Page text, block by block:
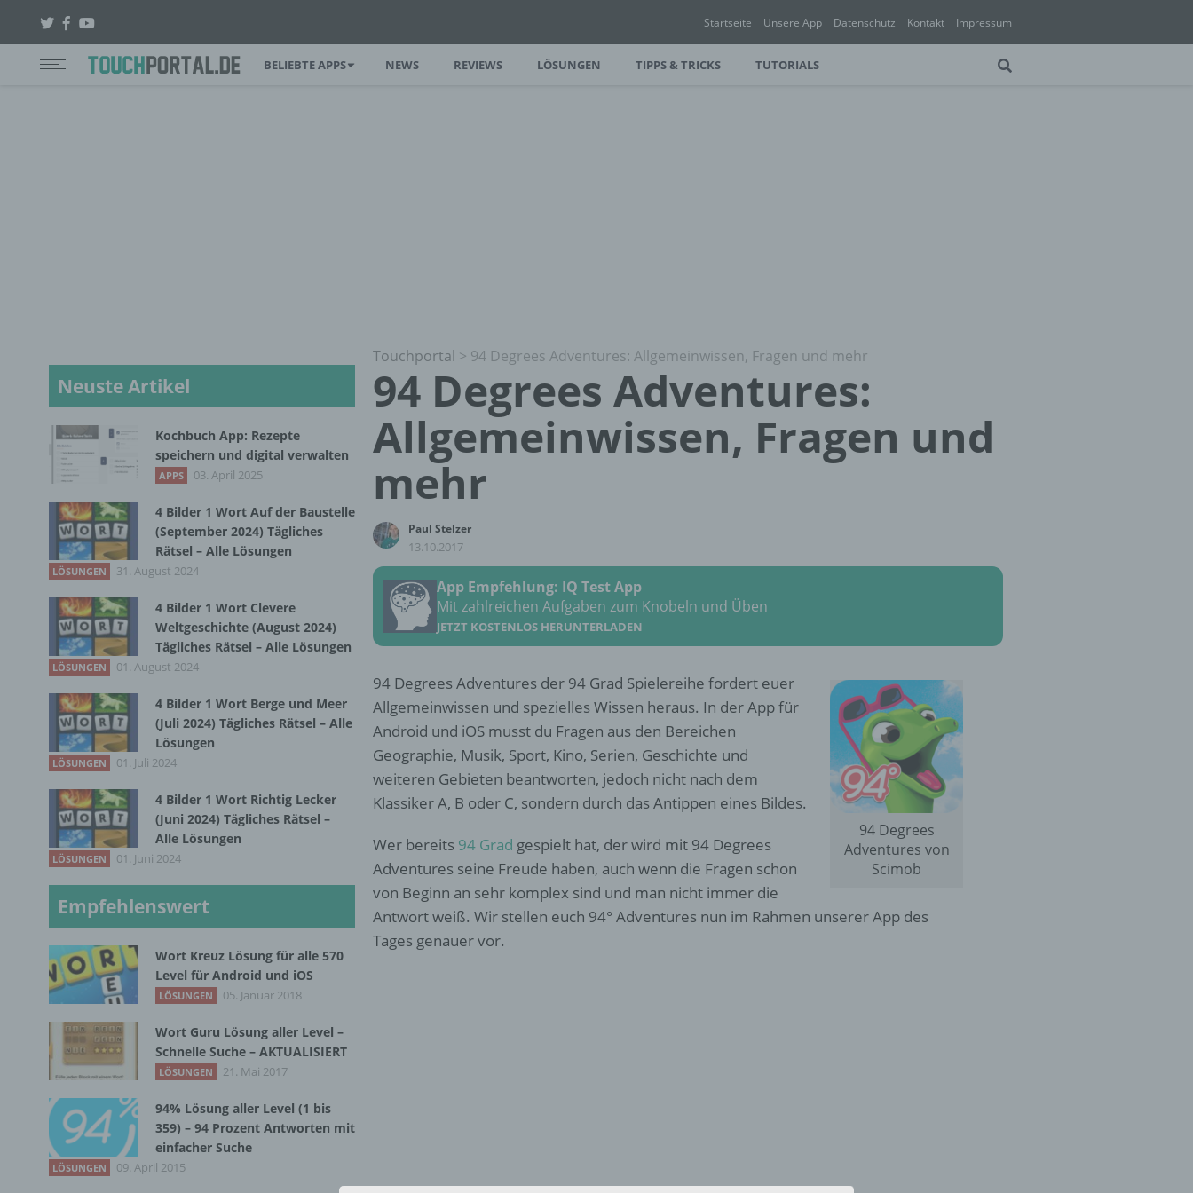
Startseite Unsere App Datenschutz Kontakt Impressum
BELIEBTE APPS NEWS REVIEWS LÖSUNGEN TIPPS & TRICKS TUTORIALS
Touchportal > 94 Degrees Adventures: Allgemeinwissen, Fragen und mehr
94 Degrees Adventures:
Allgemeinwissen, Fragen und
mehr
Paul Stelzer
13.10.2017
App Empfehlung: IQ Test App
Mit zahlreichen Aufgaben zum Knobeln und Üben
JETZT KOSTENLOS HERUNTERLADEN
94 Degrees
Adventures von
Scimob
94 Degrees Adventures der 94 Grad Spielereihe fordert euer
Allgemeinwissen und spezielles Wissen heraus. In der App für
Android und iOS musst du Fragen aus den Bereichen
Geographie, Musik, Sport, Kino, Serien, Geschichte und
weiteren Gebieten beantworten, jedoch nicht nach dem
Klassiker A, B oder C, sondern durch das Antippen eines Bildes.
Wer bereits 94 Grad gespielt hat, der wird mit 94 Degrees
Adventures seine Freude haben, auch wenn die Fragen schon
von Beginn an sehr komplex sind und man nicht immer die
Antwort weiß. Wir stellen euch 94° Adventures nun im Rahmen unserer App des
Tages genauer vor.
Neuste Artikel
Kochbuch App: Rezepte
speichern und digital verwalten
APPS 03. April 2025
4 Bilder 1 Wort Auf der Baustelle
(September 2024) Tägliches
Rätsel – Alle Lösungen
LÖSUNGEN 31. August 2024
4 Bilder 1 Wort Clevere
Weltgeschichte (August 2024)
Tägliches Rätsel – Alle Lösungen
LÖSUNGEN 01. August 2024
4 Bilder 1 Wort Berge und Meer
(Juli 2024) Tägliches Rätsel – Alle
Lösungen
LÖSUNGEN 01. Juli 2024
4 Bilder 1 Wort Richtig Lecker
(Juni 2024) Tägliches Rätsel –
Alle Lösungen
LÖSUNGEN 01. Juni 2024
Empfehlenswert
Wort Kreuz Lösung für alle 570
Level für Android und iOS
LÖSUNGEN 05. Januar 2018
Wort Guru Lösung aller Level –
Schnelle Suche – AKTUALISIERT
LÖSUNGEN 21. Mai 2017
94% Lösung aller Level (1 bis
359) – 94 Prozent Antworten mit
einfacher Suche
LÖSUNGEN 09. April 2015